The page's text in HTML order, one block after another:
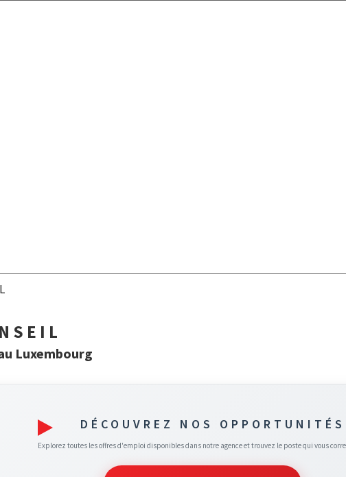
Luxembourg
DÉCOUVREZ NOS OPPORTUNITÉS
Explorez toutes les offres d'emploi disponibles dans notre agence et trouvez le poste qui vous